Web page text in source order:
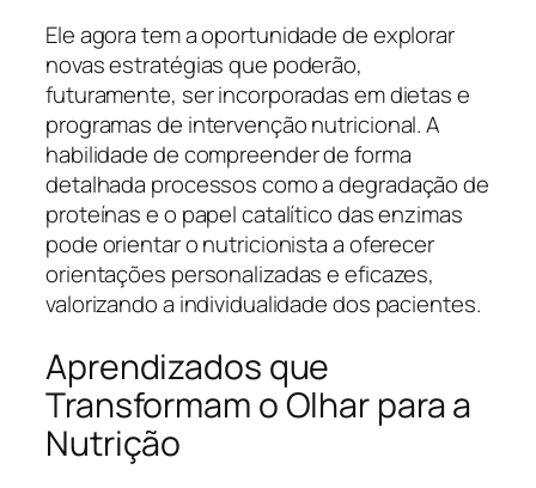
Ele agora tem a oportunidade de explorar
novas estratégias que poderão,
futuramente, ser incorporadas em dietas e
programas de intervenção nutricional. A
habilidade de compreender de forma
detalhada processos como a degradação de
proteínas e o papel catalítico das enzimas
pode orientar o nutricionista a oferecer
orientações personalizadas e eficazes,
valorizando a individualidade dos pacientes.
Aprendizados que
Transformam o Olhar para a
Nutrição